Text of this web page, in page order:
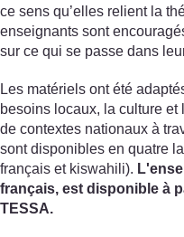
ce sens qu’elles relient la
enseignants sont
sur ce qui se passe dans
Les matériels ont été
besoins locaux, la culture et
de contextes nationaux à
sont disponibles en quatre
français et kiswahili).
français, est disponible à
TESSA.